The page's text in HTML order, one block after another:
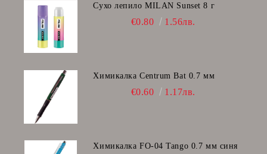
Сухо лепило MILAN Sunset 8 г
€0.80 1.56лв.
Химикалка Centrum Bat 0.7 мм
€0.60 1.17лв.
Химикалка FO-04 Tango 0.7 мм синя